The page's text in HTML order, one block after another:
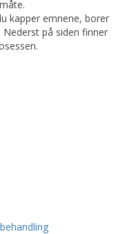
kapper emnene, borer
på siden finner